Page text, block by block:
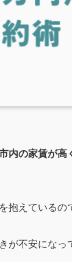
内の家賃が
抱えているの
不安になっ